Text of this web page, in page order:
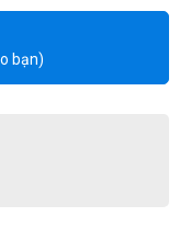
bạn)